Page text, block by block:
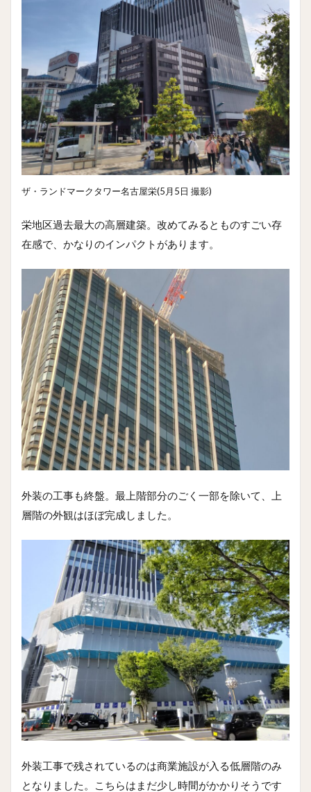
ザ・ランドマークタワー名古屋栄(5月5日 撮影)
栄地区過去最大の高層建築。改めてみるとものすごい存
在感で、かなりのインパクトがあります。
外装の工事も終盤。最上階部分のごく一部を除いて、上
層階の外観はほぼ完成しました。
外装工事で残されているのは商業施設が入る低層階のみ
となりました。こちらはまだ少し時間がかかりそうです